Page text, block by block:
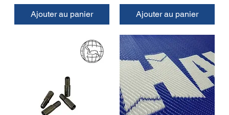
Ajouter au panier Ajouter au panier